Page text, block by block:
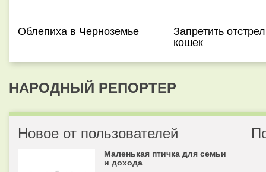
Облепиха в Черноземье Запретить
кошек
НАРОДНЫЙ РЕПОРТЕР
Новое от пользователей
Маленькая птичка для семьи
и дохода